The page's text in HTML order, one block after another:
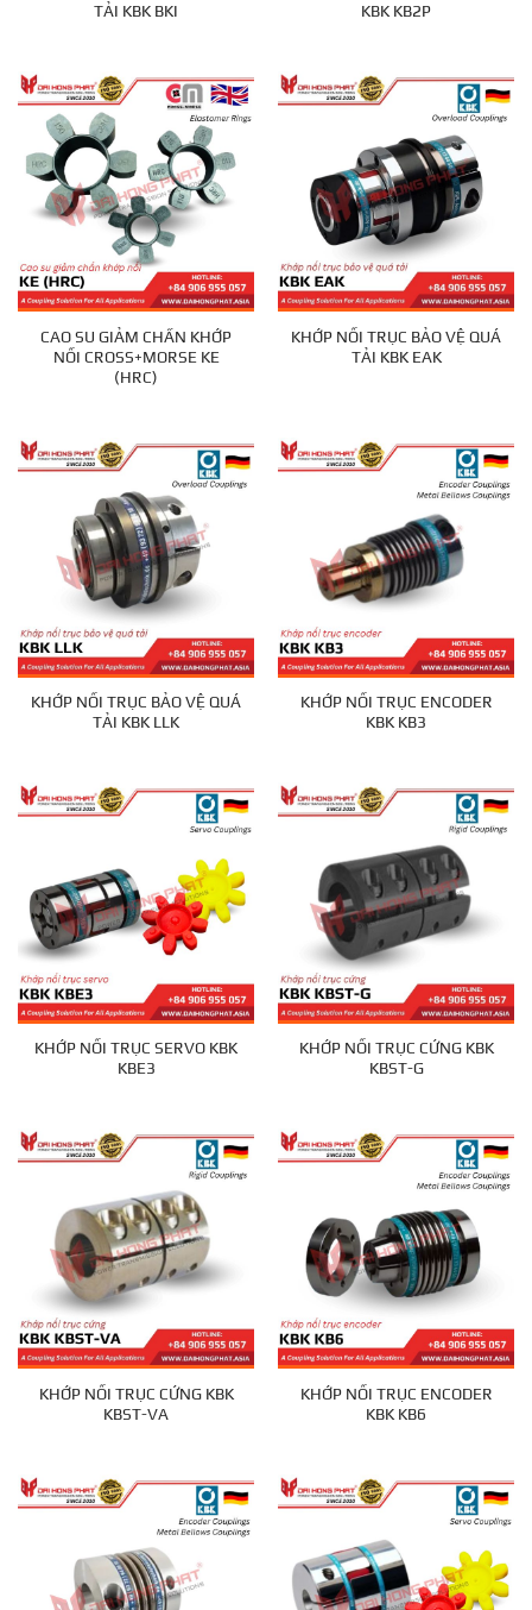
TẢI KBK BKI
KBK KB2P
CAO SU GIẢM CHẤN KHỚP
NỐI CROSS+MORSE KE
(HRC)
KHỚP NỐI TRỤC BẢO VỆ QUÁ
TẢI KBK EAK
KHỚP NỐI TRỤC BẢO VỆ QUÁ
TẢI KBK LLK
KHỚP NỐI TRỤC ENCODER
KBK KB3
KHỚP NỐI TRỤC SERVO KBK
KBE3
KHỚP NỐI TRỤC CỨNG KBK
KBST-G
KHỚP NỐI TRỤC CỨNG KBK
KBST-VA
KHỚP NỐI TRỤC ENCODER
KBK KB6